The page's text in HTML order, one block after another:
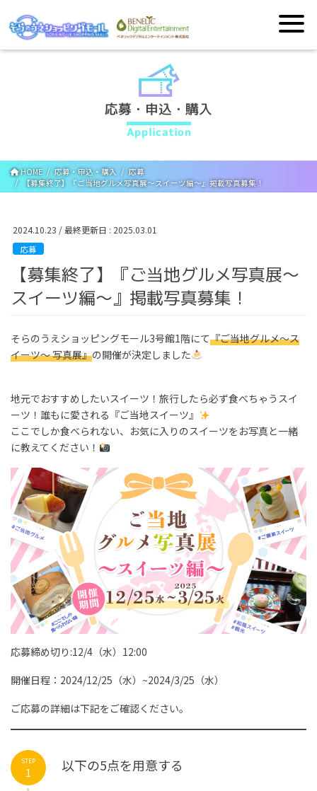
応募・申込・購入
Application
HOME 応募・申込・購入
応募
【募集終了】『ご当地グルメ写真展～スイーツ編～』掲載写真募集！
2024.10.23 / 最終更新日 : 2025.03.01
応募
【募集終了】『ご当地グルメ写真展～
スイーツ編～』掲載写真募集！
そらのうえショッピングモール3号館1階にて『ご当地グルメ～ス
イーツ～ 写真展』の開催が決定しました
地元でおすすめしたいスイーツ！旅行したら必ず食べちゃうスイ
ーツ！誰もに愛される『ご当地スイーツ』
ここでしか食べられない、お気に入りのスイーツをお写真と一緒
に教えてください！
応募締め切り:12/4（水）12:00
開催日程：2024/12/25（水）~2024/3/25（水）
ご応募の詳細は下記をご確認ください。
以下の5点を用意する
STEP
1